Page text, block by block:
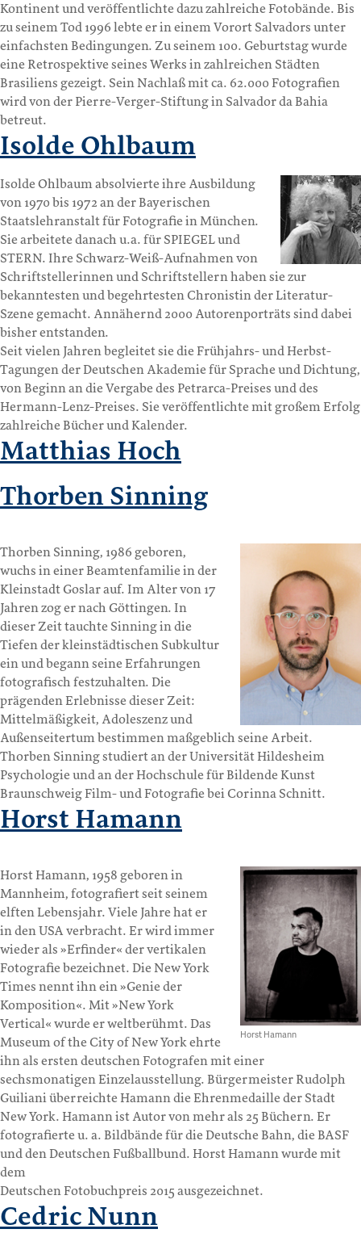
Kontinent und veröffentlichte dazu zahlreiche Fotobände. Bis
zu seinem Tod 1996 lebte er in einem Vorort Salvadors unter
einfachsten Bedingungen. Zu seinem 100. Geburtstag wurde
eine Retrospektive seines Werks in zahlreichen Städten
Brasiliens gezeigt. Sein Nachlaß mit ca. 62.000 Fotografien
wird von der Pierre-Verger-Stiftung in Salvador da Bahia
betreut.
Isolde Ohlbaum
Isolde Ohlbaum absolvierte ihre Ausbildung
von 1970 bis 1972 an der Bayerischen
Staatslehranstalt für Fotografie in München.
Sie arbeitete danach u.a. für SPIEGEL und
STERN. Ihre Schwarz-Weiß-Aufnahmen von
Schriftstellerinnen und Schriftstellern haben sie zur
bekanntesten und begehrtesten Chronistin der Literatur-
Szene gemacht. Annähernd 2000 Autorenporträts sind dabei
bisher entstanden.
Seit vielen Jahren begleitet sie die Frühjahrs- und Herbst-
Tagungen der Deutschen Akademie für Sprache und Dichtung,
von Beginn an die Vergabe des Petrarca-Preises und des
Hermann-Lenz-Preises. Sie veröffentlichte mit großem Erfolg
zahlreiche Bücher und Kalender.
Matthias Hoch
Thorben Sinning
Thorben Sinning, 1986 geboren,
wuchs in einer Beamtenfamilie in der
Kleinstadt Goslar auf. Im Alter von 17
Jahren zog er nach Göttingen. In
dieser Zeit tauchte Sinning in die
Tiefen der kleinstädtischen Subkultur
ein und begann seine Erfahrungen
fotografisch festzuhalten. Die
prägenden Erlebnisse dieser Zeit:
Mittelmäßigkeit, Adoleszenz und
Außenseitertum bestimmen maßgeblich seine Arbeit.
Thorben Sinning studiert an der Universität Hildesheim
Psychologie und an der Hochschule für Bildende Kunst
Braunschweig Film- und Fotografie bei Corinna Schnitt.
Horst Hamann
Horst Hamann
Horst Hamann, 1958 geboren in
Mannheim, fotografiert seit seinem
elften Lebensjahr. Viele Jahre hat er
in den USA verbracht. Er wird immer
wieder als »Erfinder« der vertikalen
Fotografie bezeichnet. Die New York
Times nennt ihn ein »Genie der
Komposition«. Mit »New York
Vertical« wurde er weltberühmt. Das
Museum of the City of New York ehrte
ihn als ersten deutschen Fotografen mit einer
sechsmonatigen Einzelausstellung. Bürgermeister Rudolph
Guiliani überreichte Hamann die Ehrenmedaille der Stadt
New York. Hamann ist Autor von mehr als 25 Büchern. Er
fotografierte u. a. Bildbände für die Deutsche Bahn, die BASF
und den Deutschen Fußballbund. Horst Hamann wurde mit
dem
Deutschen Fotobuchpreis 2015 ausgezeichnet.
Cedric Nunn